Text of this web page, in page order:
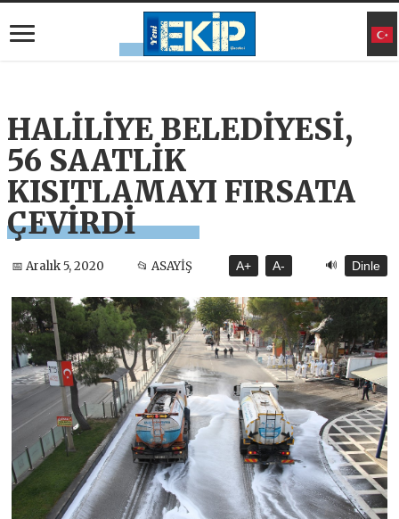
HALİLİYE BELEDİYESİ,
56 SAATLİK
KISITLAMAYI FIRSATA
ÇEVİRDİ
📅 Aralık 5, 2020 📂 ASAYİŞ A+ A- 🔊 Dinle